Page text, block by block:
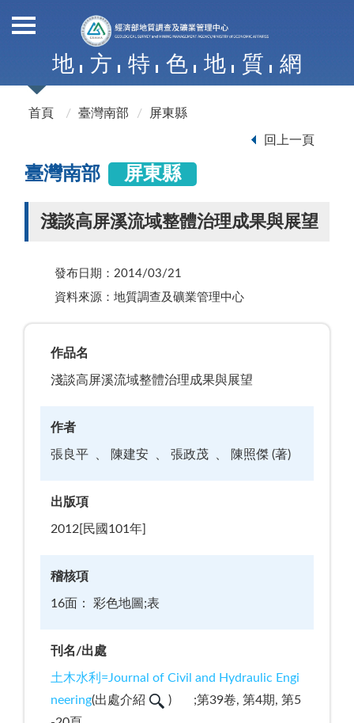
地 方 特 色 地 質 網
首頁 臺灣南部 屏東縣
回上一頁
臺灣南部 屏東縣
淺談高屏溪流域整體治理成果與展望
發布日期：2014/03/21
資料來源：地質調查及礦業管理中心
作品名
淺談高屏溪流域整體治理成果與展望
作者
張良平 陳建安 張政茂 陳照傑 (著)
出版項
2012[民國101年]
稽核項
16面： 彩色地圖;表
刊名/出處
土木水利=Journal of Civil and Hydraulic Engi
neering(出處介紹 )
;第39卷, 第4期, 第5